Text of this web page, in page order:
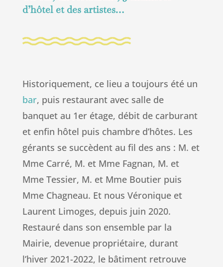
d’hôtel et des artistes…
Historiquement, ce lieu a toujours été un
bar, puis restaurant avec salle de
banquet au 1er étage, débit de carburant
et enfin hôtel puis chambre d’hôtes. Les
gérants se succèdent au fil des ans : M. et
Mme Carré, M. et Mme Fagnan, M. et
Mme Tessier, M. et Mme Boutier puis
Mme Chagneau. Et nous Véronique et
Laurent Limoges, depuis juin 2020.
Restauré dans son ensemble par la
Mairie, devenue propriétaire, durant
l’hiver 2021-2022, le bâtiment retrouve